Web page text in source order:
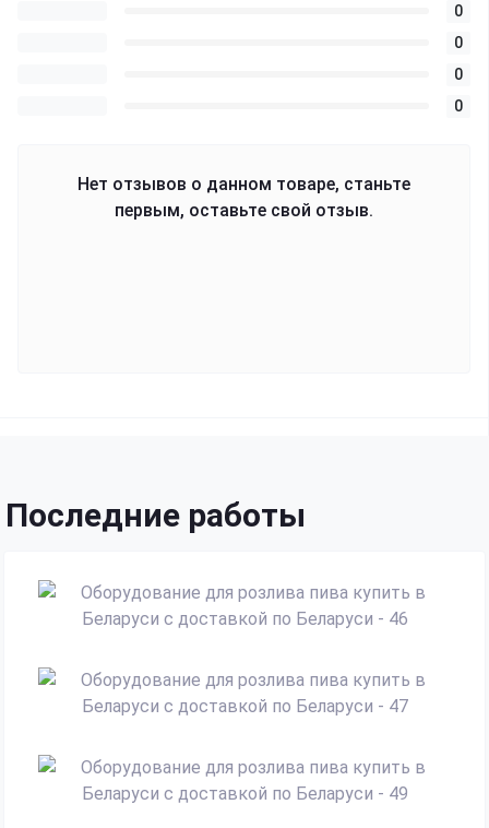
0
0
0
0
Нет отзывов о данном товаре, станьте
первым, оставьте свой отзыв.
Последние работы